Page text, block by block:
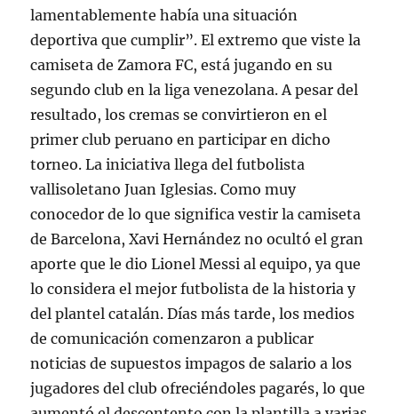
lamentablemente había una situación
deportiva que cumplir”. El extremo que viste la
camiseta de Zamora FC, está jugando en su
segundo club en la liga venezolana. A pesar del
resultado, los cremas se convirtieron en el
primer club peruano en participar en dicho
torneo. La iniciativa llega del futbolista
vallisoletano Juan Iglesias. Como muy
conocedor de lo que significa vestir la camiseta
de Barcelona, Xavi Hernández no ocultó el gran
aporte que le dio Lionel Messi al equipo, ya que
lo considera el mejor futbolista de la historia y
del plantel catalán. Días más tarde, los medios
de comunicación comenzaron a publicar
noticias de supuestos impagos de salario a los
jugadores del club ofreciéndoles pagarés, lo que